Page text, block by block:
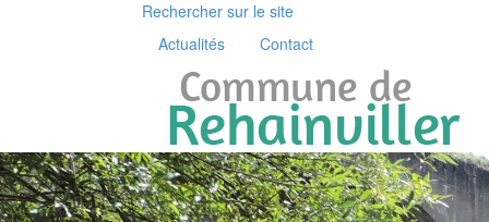
Rechercher sur le site
Actualités
Contact